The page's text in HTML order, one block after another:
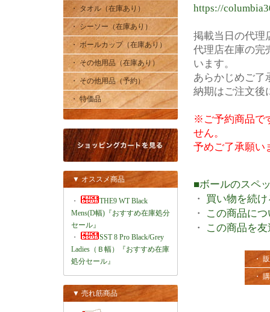
・ タオル（在庫あり）
・ シーソー（在庫あり）
・ ボールカップ（在庫あり）
・ その他用品（在庫あり）
・ その他用品（予約）
・ 特価品
▼ オススメ商品
・
THE9 WT Black
Mens(D幅)『おすすめ在庫処分
セール』
・
SST 8 Pro Black/Grey
Ladies（Ｂ幅）『おすすめ在庫
処分セール』
▼ 売れ筋商品
https://
掲載当日の代理
代理店在庫の完
います。
あらかじめご了
納期はご注文後
※ご予約商品で
せん。
予めご了承願い
■ボールのスペ
・ 買い物を続け
・
この商品に
・
この商品を
・
・